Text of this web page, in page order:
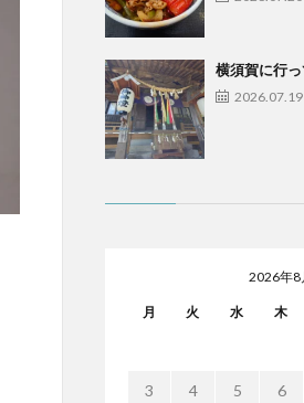
横須賀に行
2026.07.19
2026年8
月 火 水 木
3 4 5 6